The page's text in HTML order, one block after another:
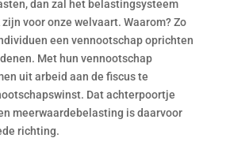
dan zal het belastingsysteem
voor onze welvaart. Waarom? Zo
een vennootschap oprichten
Met hun vennootschap
uit arbeid aan de fiscus te
Dat achterpoortje
meerwaardebelasting is daarvoor
richting.